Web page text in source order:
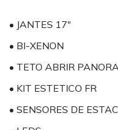
• JANTES 17"
• BI-XENON
• TETO ABRIR
• KIT ESTETICO FR
• SENSORES DE